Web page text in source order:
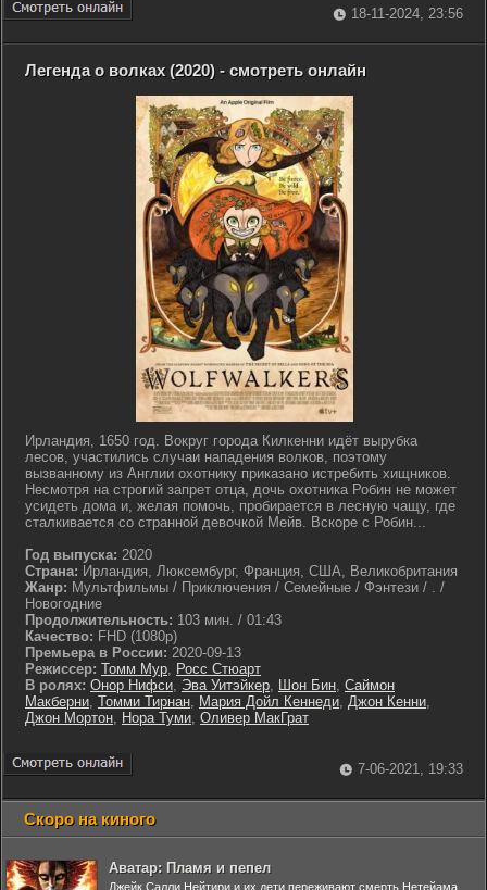
18-11-2024, 23:56
Легенда о волках (2020) - смотреть онлайн
Ирландия, 1650 год. Вокруг города Килкенни идёт вырубка
лесов, участились случаи нападения волков, поэтому
вызванному из Англии охотнику приказано истребить хищников.
Несмотря на строгий запрет отца, дочь охотника Робин не может
усидеть дома и, желая помочь, пробирается в лесную чащу, где
сталкивается со странной девочкой Мейв. Вскоре с Робин...
Год выпуска: 2020
Страна: Ирландия, Люксембург, Франция, США, Великобритания
Жанр: Мультфильмы / Приключения / Семейные / Фэнтези / . /
Новогодние
Продолжительность: 103 мин. / 01:43
Качество: FHD (1080p)
Премьера в России: 2020-09-13
Режиссер: Томм Мур, Росс Стюарт
В ролях: Онор Нифси, Эва Уитэйкер, Шон Бин, Саймон
Макберни, Томми Тирнан, Мария Дойл Кеннеди, Джон Кенни,
Джон Мортон, Нора Туми, Оливер МакГрат
7-06-2021, 19:33
Скоро на киного
Аватар: Пламя и пепел
Джейк Салли Нейтири и их дети переживают смерть Нетейама